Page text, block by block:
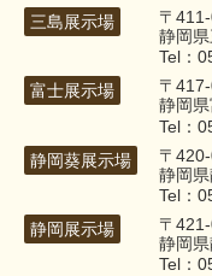
三島展示場
〒
静岡
Tel：
富士展示場
〒
静岡
Tel：
静岡葵展示場
〒
静岡
Tel：
静岡展示場
〒
静岡
Tel：